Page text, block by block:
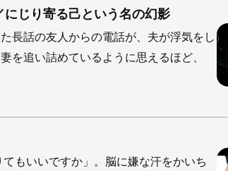
にじり寄る己という名の幻影
長話の友人からの電話が、夫が浮気をし
を追い詰めているように思えるほど、
もいいですか」。脳に嫌な汗をかいち